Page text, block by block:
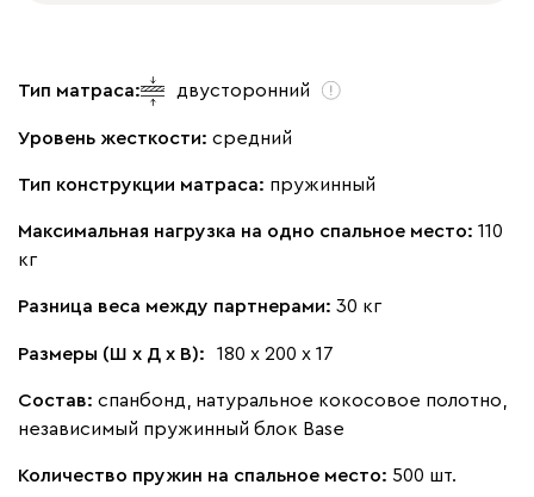
Тип матраса: двусторонний
Уровень жесткости: средний
Тип конструкции матраса: пружинный
Максимальная нагрузка на одно спальное место: 110
кг
Разница веса между партнерами: 30 кг
Размеры (Ш х Д х В): 180 х 200 х 17
Состав: спанбонд, натуральное кокосовое полотно,
независимый пружинный блок Base
Количество пружин на спальное место: 500 шт.